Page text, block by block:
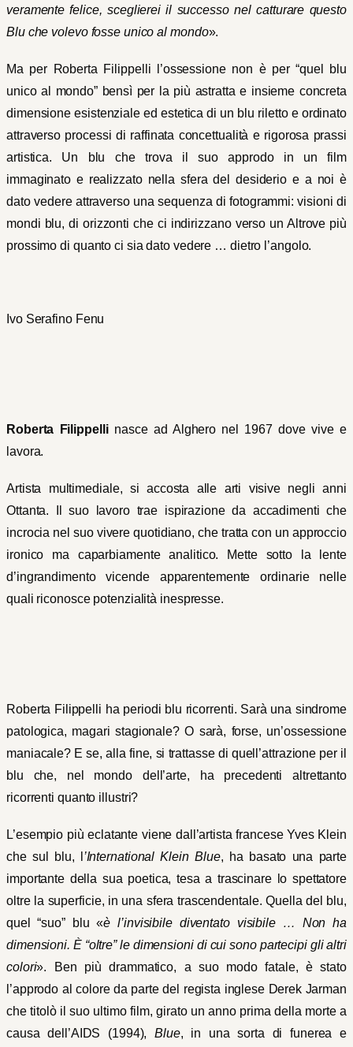
veramente felice, sceglierei il successo nel catturare questo
Blu che volevo fosse unico al mondo».
Ma per Roberta Filippelli l’ossessione non è per “quel blu
unico al mondo” bensì per la più astratta e insieme concreta
dimensione esistenziale ed estetica di un blu riletto e ordinato
attraverso processi di raffinata concettualità e rigorosa prassi
artistica. Un blu che trova il suo approdo in un film
immaginato e realizzato nella sfera del desiderio e a noi è
dato vedere attraverso una sequenza di fotogrammi: visioni di
mondi blu, di orizzonti che ci indirizzano verso un Altrove più
prossimo di quanto ci sia dato vedere … dietro l’angolo.
Ivo Serafino Fenu
Roberta Filippelli nasce ad Alghero nel 1967 dove vive e
lavora.
Artista multimediale, si accosta alle arti visive negli anni
Ottanta. Il suo lavoro trae ispirazione da accadimenti che
incrocia nel suo vivere quotidiano, che tratta con un approccio
ironico ma caparbiamente analitico. Mette sotto la lente
d’ingrandimento vicende apparentemente ordinarie nelle
quali riconosce potenzialità inespresse.
Roberta Filippelli ha periodi blu ricorrenti. Sarà una sindrome
patologica, magari stagionale? O sarà, forse, un’ossessione
maniacale? E se, alla fine, si trattasse di quell’attrazione per il
blu che, nel mondo dell’arte, ha precedenti altrettanto
ricorrenti quanto illustri?
L’esempio più eclatante viene dall’artista francese Yves Klein
che sul blu, l ’International Klein Blue, ha basato una parte
importante della sua poetica, tesa a trascinare lo spettatore
oltre la superficie, in una sfera trascendentale. Quella del blu,
quel “suo” blu «è l’invisibile diventato visibile … Non ha
dimensioni. È “oltre” le dimensioni di cui sono partecipi gli altri
colori». Ben più drammatico, a suo modo fatale, è stato
l’approdo al colore da parte del regista inglese Derek Jarman
che titolò il suo ultimo film, girato un anno prima della morte a
causa dell’AIDS (1994),Blue, in una sorta di funerea e